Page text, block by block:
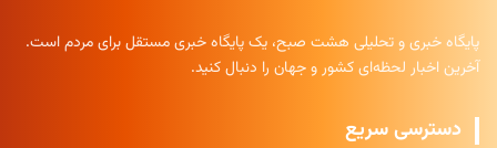
پایگاه خبری و تحلیلی هشت صبح، یک پایگاه خبری مستقل برای مردم است.
آخرین اخبار لحظه‌ای کشور و جهان را دنبال کنید.
دسترسی سریع